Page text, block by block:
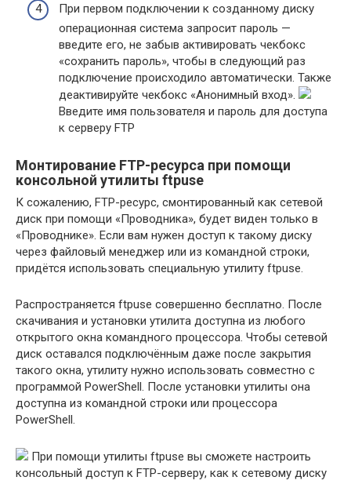
При первом подключении к созданному диску
операционная система запросит пароль —
введите его, не забыв активировать чекбокс
«сохранить пароль», чтобы в следующий раз
подключение происходило автоматически. Также
деактивируйте чекбокс «Анонимный вход».
Введите имя пользователя и пароль для доступа
к серверу FTP
Монтирование FTP-ресурса при помощи
консольной утилиты ftpuse
К сожалению, FTP-ресурс, смонтированный как сетевой
диск при помощи «Проводника», будет виден только в
«Проводнике». Если вам нужен доступ к такому диску
через файловый менеджер или из командной строки,
придётся использовать специальную утилиту ftpuse.
Распространяется ftpuse совершенно бесплатно. После
скачивания и установки утилита доступна из любого
открытого окна командного процессора. Чтобы сетевой
диск оставался подключённым даже после закрытия
такого окна, утилиту нужно использовать совместно с
программой PowerShell. После установки утилиты она
доступна из командной строки или процессора
PowerShell.
При помощи утилиты ftpuse вы сможете настроить
консольный доступ к FTP-серверу, как к сетевому диску